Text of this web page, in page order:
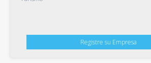
Registre su Empresa